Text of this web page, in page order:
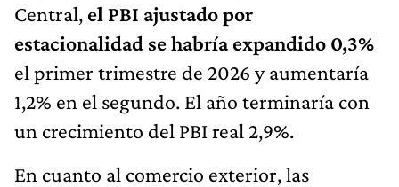
Central, el PBI ajustado por
estacionalidad se habría expandido 0,3%
el primer trimestre de 2026 y aumentaría
1,2% en el segundo. El año terminaría con
un crecimiento del PBI real 2,9%.
En cuanto al comercio exterior, las